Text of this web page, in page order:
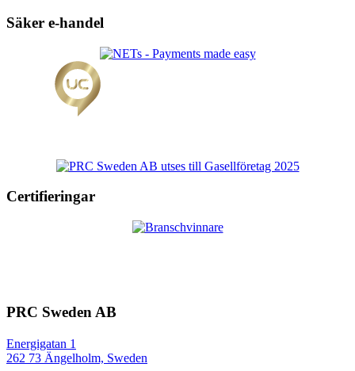
Säker e-handel
Certifieringar
PRC Sweden AB
Energigatan 1
262 73 Ängelholm, Sweden